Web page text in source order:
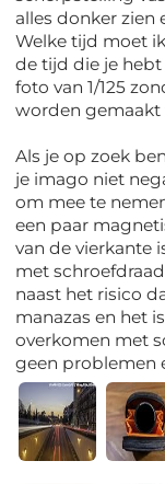
alles donker zien
Welke tijd moet
de tijd die je
foto van 1/125
worden gemaakt
Als je op zoek
je imago niet
om mee te
een paar
van de vierkante
met
naast het risico
manazas en het
overkomen met
geen problemen